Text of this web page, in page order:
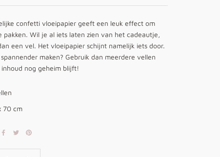
confetti vloeipapier geeft een leuk effect om
pakken. Wil je al iets laten zien van het cadeautje,
een vel. Het vloeipapier schijnt namelijk iets door.
maken? Gebruik dan meerdere vellen
nog geheim blijft!
70 cm